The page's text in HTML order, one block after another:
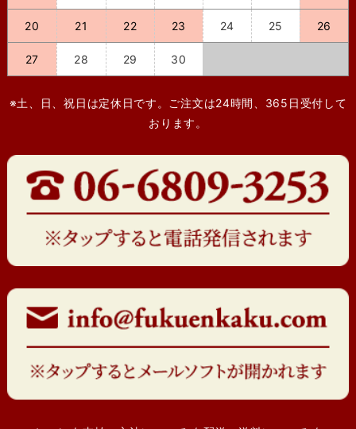
20 21 22 23 24 25 26
27 28 29 30
※土、日、祝日は定休日です。ご注文は24時間、365日受付して
おります。